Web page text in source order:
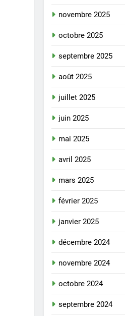
novembre 2025
octobre 2025
septembre 2025
août 2025
juillet 2025
juin 2025
mai 2025
avril 2025
mars 2025
février 2025
janvier 2025
décembre 2024
novembre 2024
octobre 2024
septembre 2024